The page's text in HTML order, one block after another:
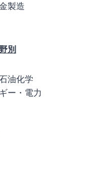
製造
別
油化学
ー・電力